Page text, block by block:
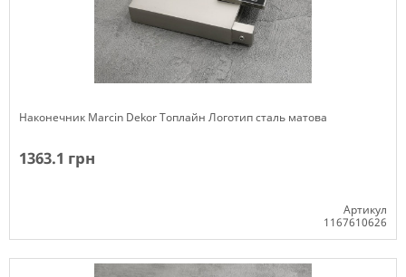
Наконечник Marcin Dekor Топлайн Логотип сталь матова
1363.1 грн
Артикул
1167610626